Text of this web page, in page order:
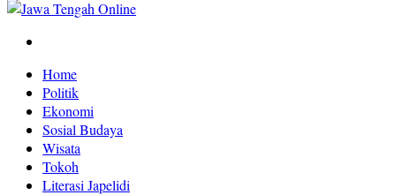
Berita Jawa Tengah Terbaru dan Terkini
Home
Politik
Ekonomi
Sosial Budaya
Wisata
Tokoh
Literasi Japelidi